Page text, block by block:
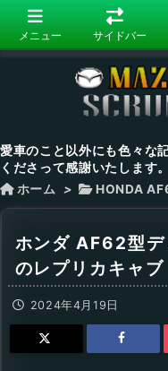
メニュー サイドバー
愛車のこと以外にも色々な
くださって感謝いたします。
ホーム > HONDA
ホンダ AF62型
のレプリカキャブ
2024年4月19日